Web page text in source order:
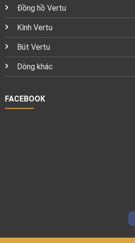
Đồng hồ Vertu
Kính Vertu
Bút Vertu
Dòng khác
FACEBOOK